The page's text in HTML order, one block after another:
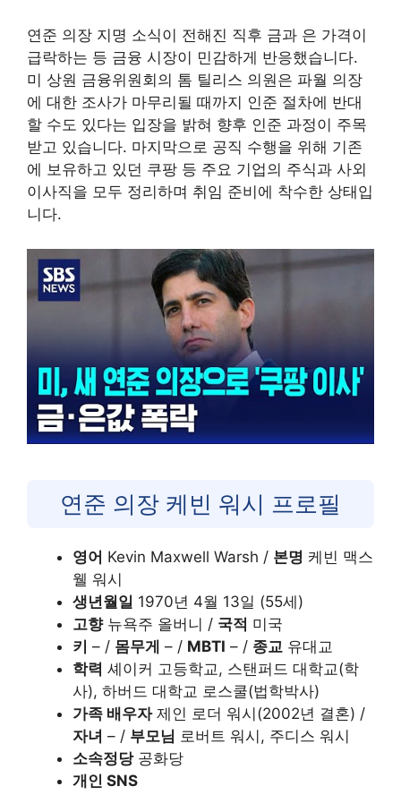
연준 의장 지명 소식이 전해진 직후 금과 은 가격이
급락하는 등 금융 시장이 민감하게 반응했습니다.
미 상원 금융위원회의 톰 틸리스 의원은 파월 의장
에 대한 조사가 마무리될 때까지 인준 절차에 반대
할 수도 있다는 입장을 밝혀 향후 인준 과정이 주목
받고 있습니다. 마지막으로 공직 수행을 위해 기존
에 보유하고 있던 쿠팡 등 주요 기업의 주식과 사외
이사직을 모두 정리하며 취임 준비에 착수한 상태입
니다.
연준 의장 케빈 워시 프로필
영어 Kevin Maxwell Warsh / 본명 케빈 맥스
웰 워시
생년월일 1970년 4월 13일 (55세)
고향뉴욕주 올버니 / 국적 미국
키 – / 몸무게 – / MBTI – / 종교 유대교
학력 셰이커 고등학교, 스탠퍼드 대학교(학
사), 하버드 대학교 로스쿨(법학박사)
가족 배우자제인 로더 워시(2002년 결혼) /
자녀 – / 부모님 로버트 워시, 주디스 워시
소속정당공화당
개인 SNS